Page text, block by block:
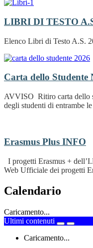
LIBRI DI TESTO
Elenco Libri di Testo A.S.
Carta dello Studente
AVVISO Ritiro carta dello
degli studenti di entrambe
Erasmus Plus INFO
I progetti Erasmus +
Web Ufficiale dei progetti
Calendario
Caricamento...
Ultimi contenuti
Caricamento...